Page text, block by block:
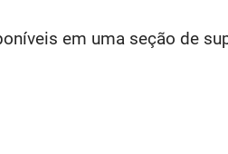
em uma seção de